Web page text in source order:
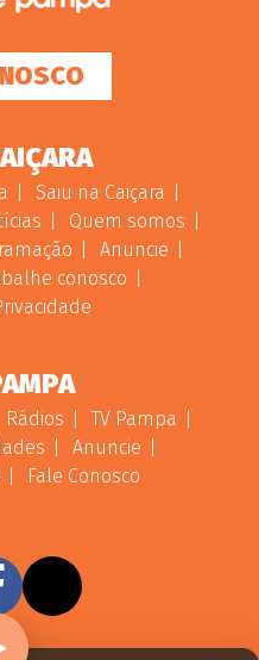
Saiu na Caiçara
Quem somos
Anuncie
conosco
Rádios
TV Pampa
Anuncie
Fale Conosco